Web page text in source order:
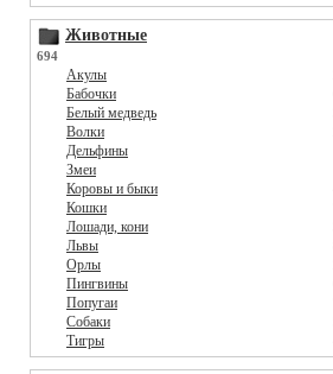
Животные
694
Акулы
Бабочки
Белый медведь
Волки
Дельфины
Змеи
Коровы и быки
Кошки
Лошади, кони
Львы
Орлы
Пингвины
Попугаи
Собаки
Тигры